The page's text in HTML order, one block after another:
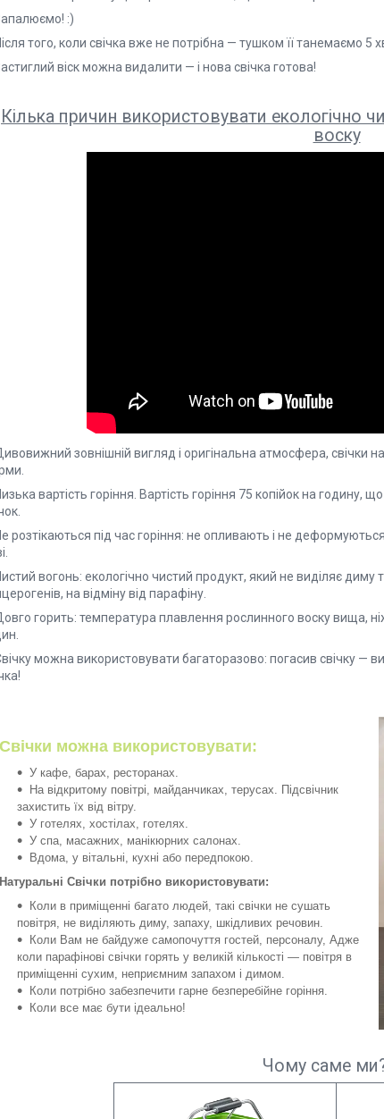
:)
того, коли свічка вже не потрібна — тушком її танемаємо 5
віск можна видалити — і нова свічка готова!
Кілька причин використовувати екологічно
воску
зовнішній вигляд і оригінальна атмосфера, свічки
вартість горіння. Вартість горіння 75 копійок на годину,
розтікаються під час горіння: не опливають і не
вогонь: екологічно чистий продукт, який не виділяє диму
на відміну від парафіну.
горить: температура плавлення рослинного воску вища,
можна використовувати багаторазово: погасив свічку —
Свічки можна використовувати:
У кафе, барах, ресторанах.
На відкритому повітрі, майданчиках, терусах. Підсвічник
захистить їх від вітру.
У готелях, хостілах, готелях.
У спа, масажних, манікюрних салонах.
Вдома, у вітальні, кухні або передпокою.
Натуральні Свічки потрібно використовувати:
Коли в приміщенні багато людей, такі свічки не сушать
повітря, не виділяють диму, запаху, шкідливих речовин.
Коли Вам не байдуже самопочуття гостей, персоналу, Адже
коли парафінові свічки горять у великій кількості — повітря в
приміщенні сухим, неприємним запахом і димом.
Коли потрібно забезпечити гарне безперебійне горіння.
Коли все має бути ідеально!
Чому саме